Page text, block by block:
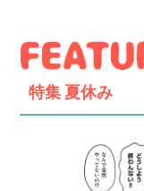
特集 夏休み